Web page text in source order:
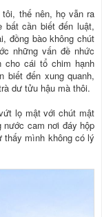
thế nên, họ vẫn ra
bất cần biết đến luật,
đồng bào không chút
những vấn đề nhức
cho cái tổ chim hạnh
biết đến xung quanh,
dư tửu hậu mà thôi.
lọ mật với chút mật
cam nơi đáy hộp
thấy mình không có lý